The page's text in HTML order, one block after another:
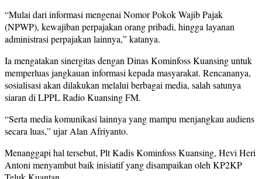
“Mulai dari informasi mengenai Nomor Pokok Wajib Pajak
(NPWP), kewajiban perpajakan orang pribadi, hingga layanan
administrasi perpajakan lainnya,” katanya.
Ia mengatakan sinergitas dengan Dinas Kominfoss Kuansing untuk
memperluas jangkauan informasi kepada masyarakat. Rencananya,
sosialisasi akan dilakukan melalui berbagai media, salah satunya
siaran di LPPL Radio Kuansing FM.
“Serta media komunikasi lainnya yang mampu menjangkau audiens
secara luas,” ujar Alan Afriyanto.
Menanggapi hal tersebut, Plt Kadis Kominfoss Kuansing, Hevi Heri
Antoni menyambut baik inisiatif yang disampaikan oleh KP2KP